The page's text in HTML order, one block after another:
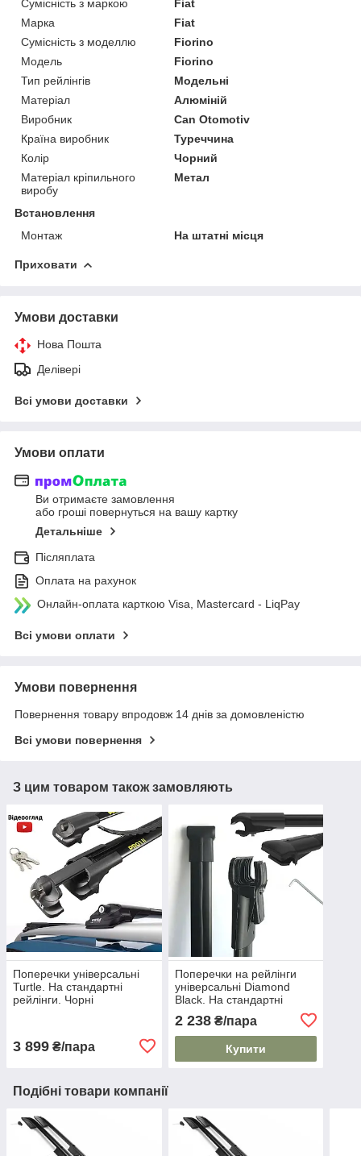
Сумісність з маркою
Fiat
Марка
Fiat
Сумісність з моделлю
Fiorino
Модель
Fiorino
Тип рейлінгів
Модельні
Матеріал
Алюміній
Виробник
Can Otomotiv
Країна виробник
Туреччина
Колір
Чорний
Матеріал кріпильного
виробу
Метал
Встановлення
Монтаж
На штатні місця
Приховати
Умови доставки
Нова Пошта
Делівері
Всі умови доставки
Умови оплати
Ви отримаєте замовлення
або гроші повернуться на вашу картку
Детальніше
Післяплата
Оплата на рахунок
Онлайн-оплата карткою Visa, Mastercard - LiqPay
Всі умови оплати
Умови повернення
Повернення товару впродовж 14 днів за домовленістю
Всі умови повернення
З цим товаром також замовляють
Поперечки універсальні
Turtle. На стандартні
рейлінги. Чорні
3 899 ₴/пара
Поперечки на рейлінги
універсальні Diamond
Black. На стандартні
2 238₴/пара
Купити
Подібні товари компанії